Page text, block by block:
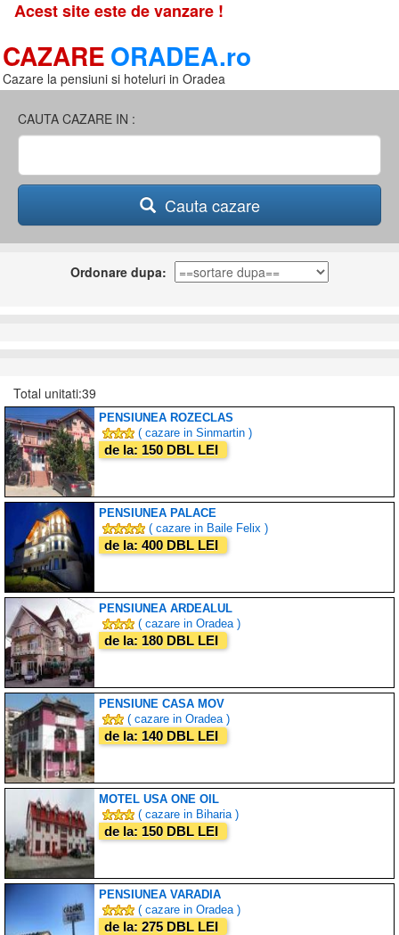
Acest site este de vanzare !
CAZAREORADEA.ro
Cazare la pensiuni si hoteluri in Oradea
CAUTA CAZARE IN :
Cauta cazare
Ordonare dupa:
Total unitati:39
PENSIUNEA ROZECLAS
( cazare in Sinmartin )
de la: 150 DBL LEI
PENSIUNEA PALACE
( cazare in Baile Felix )
de la: 400 DBL LEI
PENSIUNEA ARDEALUL
( cazare in Oradea )
de la: 180 DBL LEI
PENSIUNE CASA MOV
( cazare in Oradea )
de la: 140 DBL LEI
MOTEL USA ONE OIL
( cazare in Biharia )
de la: 150 DBL LEI
PENSIUNEA VARADIA
( cazare in Oradea )
de la: 275 DBL LEI